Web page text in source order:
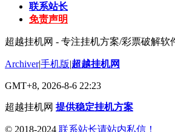
联系站长
免责声明
超越挂机网 - 专注挂机方案/彩票破解软
Archiver|手机版|超越挂机网
GMT+8, 2026-8-6 22:23
超越挂机网 提供稳定挂机方案
© 2018-2024 联系站长请站内私信！